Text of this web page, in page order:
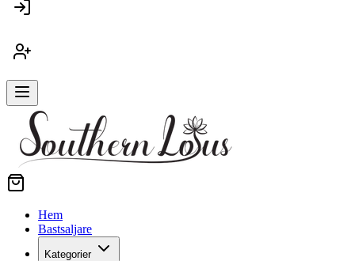
Hem
Bastsaljare
Kategorier